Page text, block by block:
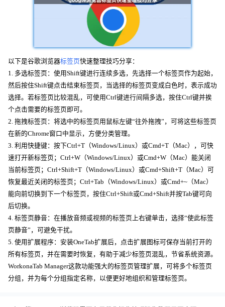
以下是谷歌浏览器标签页快速整理技巧分享：
1. 多选标签页：使用Shift键进行连续多选，先选择一个标签页作为起始，
然后按住Shift键点击结束标签页，当选择的标签页变成白色时，表示成功
选择。若标签页比较混乱，可使用Ctrl键进行间隔多选，按住Ctrl键并挨
个点击需要的标签页即可。
2. 拖拽标签页：将选中的标签页用鼠标左键“往外拖拽”，可将这些标签页
在新的Chrome窗口中显示，方便分类管理。
3. 利用快捷键：按下Ctrl+T（Windows/Linux）或Cmd+T（Mac），可快
速打开新标签页；Ctrl+W（Windows/Linux）或Cmd+W（Mac）能关闭
当前标签页；Ctrl+Shift+T（Windows/Linux）或Cmd+Shift+T（Mac）可
恢复最近关闭的标签页；Ctrl+Tab（Windows/Linux）或Cmd+~（Mac）
能向前切换到下一个标签页，按住Ctrl+Shift或Cmd+Shift并按Tab键可向
后切换。
4. 标签页静音：在播放音频或视频的标签页上右键单击，选择“使此标签
页静音”，可避免干扰。
5. 使用扩展程序：安装OneTab扩展后，点击扩展图标可保存当前打开的
所有标签页，并在需要时恢复，有助于减少标签页混乱，节省系统资源。
WorkonaTab Manager这款功能强大的标签页管理扩展，可将多个标签页
分组，并为每个分组指定名称，以便更好地组织和管理标签页。